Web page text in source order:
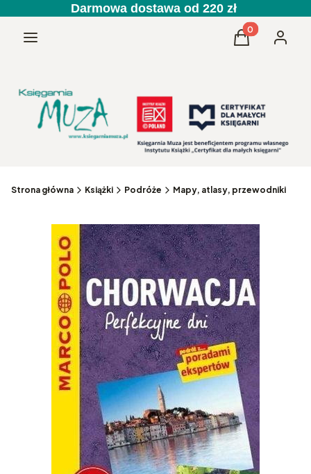
Darmowa dostawa od 220 zł
Menu Produkty w
Koszyk
Strona główna Książki Podróże Mapy, atlasy, przewodniki